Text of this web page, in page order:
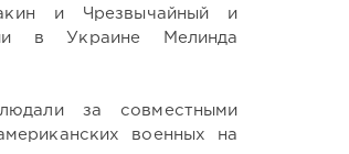
и Чрезвычайный и
в Украине Мелинда
за совместными
военных на